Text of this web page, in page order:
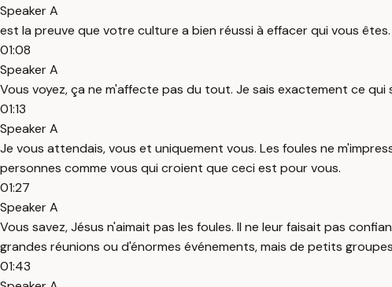
Speaker A
est la preuve que votre culture a bien réussi à effacer qui vous
01:08
Speaker A
Vous voyez, ça ne m'affecte pas du tout. Je sais exactement ce qui
01:13
Speaker A
Je vous attendais, vous et uniquement vous. Les foules ne
personnes comme vous qui croient que ceci est pour vous.
01:27
Speaker A
Vous savez, Jésus n'aimait pas les foules. Il ne leur faisait pas
grandes réunions ou d'énormes événements, mais de petits
01:43